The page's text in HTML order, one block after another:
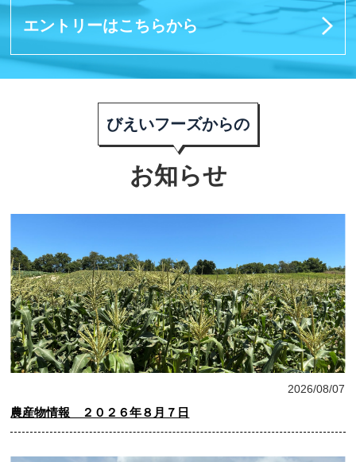
エントリーはこちらから
びえいフーズからの
お知らせ
2026/08/07
農産物情報 ２０２６年８月７日